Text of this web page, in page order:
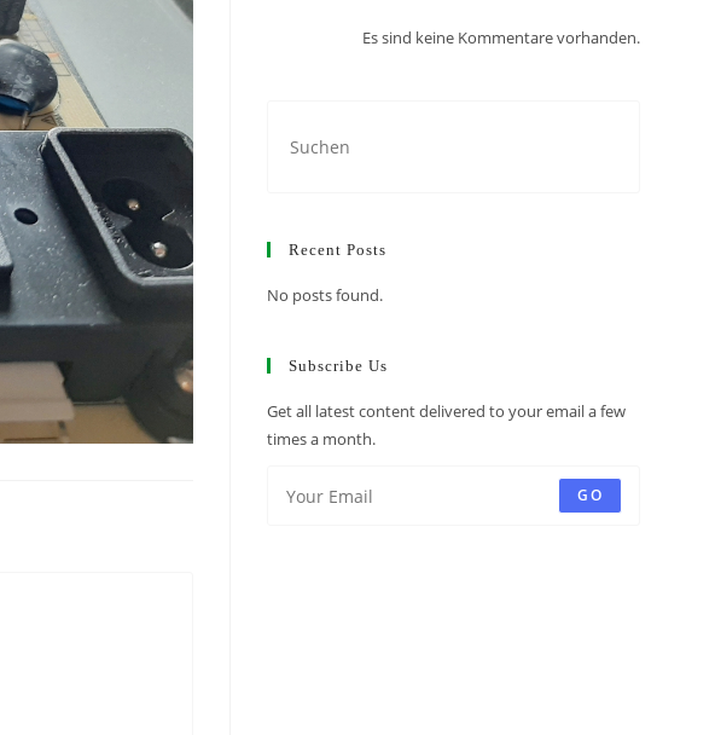
Es sind keine Kommentare vorhanden.
Recent Posts
No posts found.
Subscribe Us
Get all latest content delivered to your email a few
times a month.
GO